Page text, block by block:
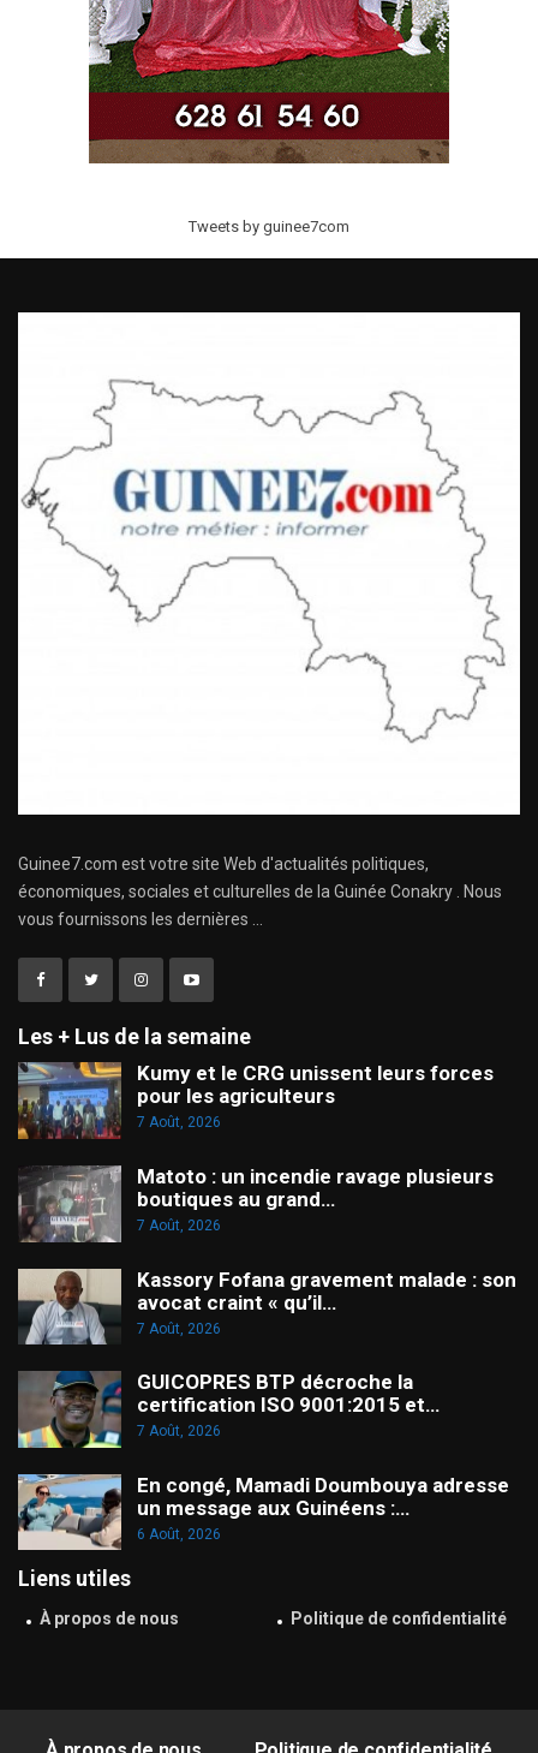
Tweets by guinee7com
Guinee7.com est votre site Web d'actualités politiques,
économiques, sociales et culturelles de la Guinée Conakry . Nous
vous fournissons les dernières ...
Les + Lus de la semaine
Kumy et le CRG unissent leurs forces
pour les agriculteurs
7 Août, 2026
Matoto : un incendie ravage plusieurs
boutiques au grand…
7 Août, 2026
Kassory Fofana gravement malade : son
avocat craint « qu’il…
7 Août, 2026
GUICOPRES BTP décroche la
certification ISO 9001:2015 et…
7 Août, 2026
En congé, Mamadi Doumbouya adresse
un message aux Guinéens :…
6 Août, 2026
Liens utiles
À propos de nous Politique de confidentialité